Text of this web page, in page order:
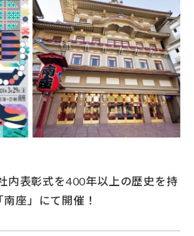
内表彰式を400年以上の歴史を持
座」にて開催！